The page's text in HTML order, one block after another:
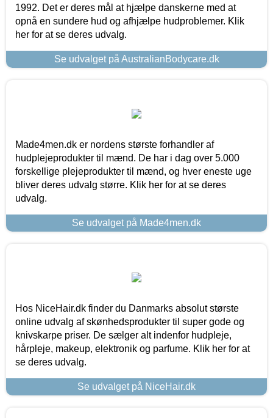
1992. Det er deres mål at hjælpe danskerne med at
opnå en sundere hud og afhjælpe hudproblemer. Klik
her for at se deres udvalg.
Se udvalget på AustralianBodycare.dk
Made4men.dk er nordens største forhandler af
hudplejeprodukter til mænd. De har i dag over 5.000
forskellige plejeprodukter til mænd, og hver eneste uge
bliver deres udvalg større. Klik her for at se deres
udvalg.
Se udvalget på Made4men.dk
Hos NiceHair.dk finder du Danmarks absolut største
online udvalg af skønhedsprodukter til super gode og
knivskarpe priser. De sælger alt indenfor hudpleje,
hårpleje, makeup, elektronik og parfume. Klik her for at
se deres udvalg.
Se udvalget på NiceHair.dk